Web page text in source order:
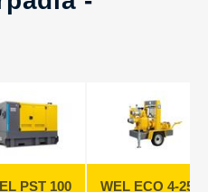
PST 100 WEL ECO 4-250